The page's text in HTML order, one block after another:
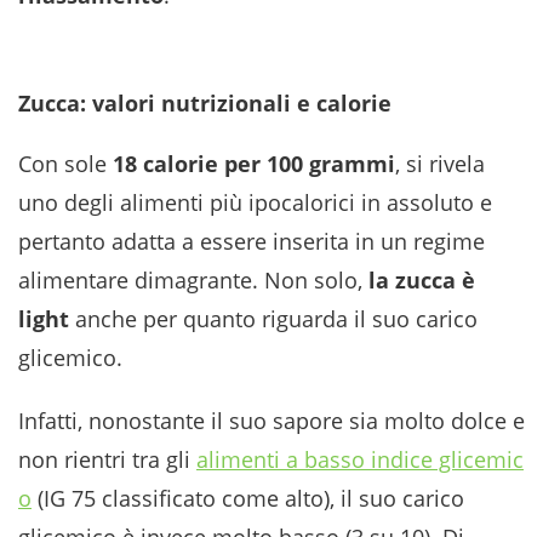
Zucca: valori nutrizionali e calorie
Con sole 18 calorie per 100 grammi, si rivela
uno degli alimenti più ipocalorici in assoluto e
pertanto adatta a essere inserita in un regime
alimentare dimagrante. Non solo, la zucca è
light anche per quanto riguarda il suo carico
glicemico.
Infatti, nonostante il suo sapore sia molto dolce e
non rientri tra gli alimenti a basso indice glicemic
o (IG 75 classificato come alto), il suo carico